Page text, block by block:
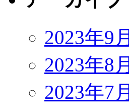
2023年9月
2023年8月
2023年7月